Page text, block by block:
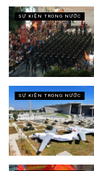
SỰ KIỆN TRONG NƯỚC
SỰ KIỆN TRONG NƯỚC